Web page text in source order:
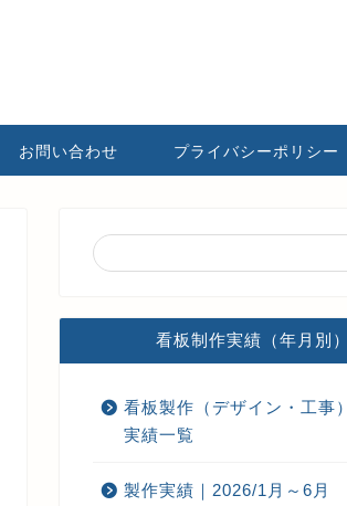
お問い合わせ プライバシーポリシー
看板制作実績（年月別）
看板製作（デザイン・工事）
実績一覧
製作実績｜2026/1月～6月